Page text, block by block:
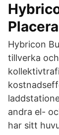
Hybricon
tillverka
andra el-
har sitt